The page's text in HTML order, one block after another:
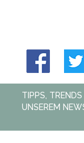
TIPPS,
UNSEREM